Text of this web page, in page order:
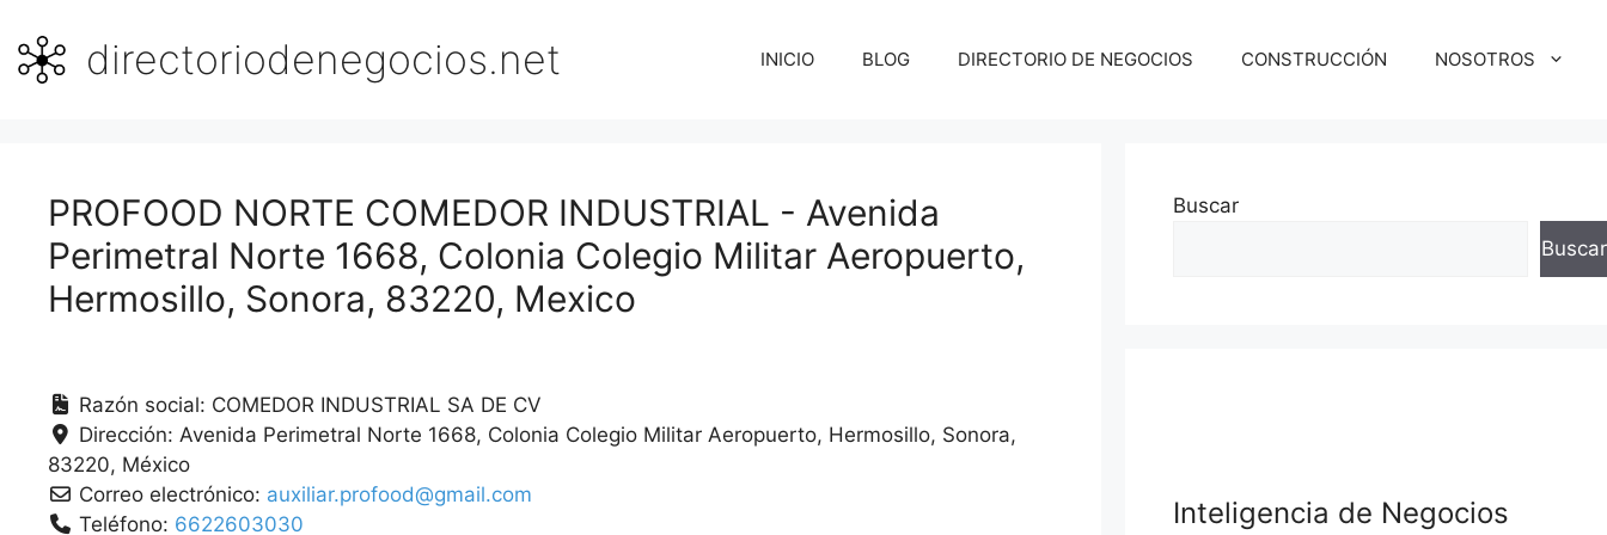
contenidodirectoriodenegocios.net INICIO BLOG DIRECTORIO DE NEGOCIOS CONSTRUCCIÓN NOSOTROS
PROFOOD NORTE COMEDOR INDUSTRIAL - Avenida
Perimetral Norte 1668, Colonia Colegio Militar Aeropuerto,
Hermosillo, Sonora, 83220, Mexico
Razón social: COMEDOR INDUSTRIAL SA DE CV
Dirección:Avenida Perimetral Norte 1668, Colonia Colegio Militar Aeropuerto Hermosillo Sonora
83220 México
Correo electrónico: auxiliar.profood@gmail.com
Teléfono: 6622603030
Buscar
Buscar
Inteligencia de Negocios